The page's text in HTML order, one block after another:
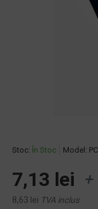
Stoc: În Stoc Model:
7,13 lei +
8,63 lei TVA inclus